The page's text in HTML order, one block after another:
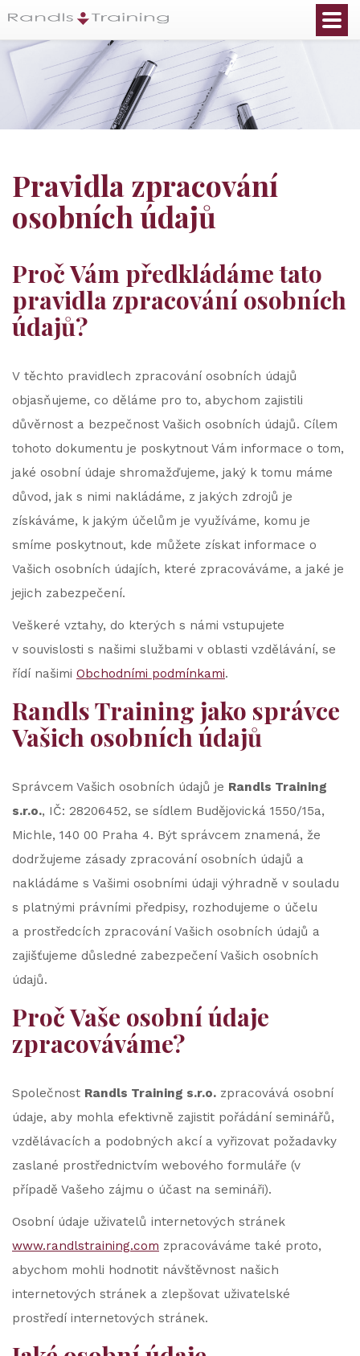
Pravidla zpracování
osobních údajů
Proč Vám předkládáme tato
pravidla zpracování osobních
údajů?
V těchto pravidlech zpracování osobních údajů
objasňujeme, co děláme pro to, abychom zajistili
důvěrnost a bezpečnost Vašich osobních údajů. Cílem
tohoto dokumentu je poskytnout Vám informace o tom,
jaké osobní údaje shromažďujeme, jaký k tomu máme
důvod, jak s nimi nakládáme, z jakých zdrojů je
získáváme, k jakým účelům je využíváme, komu je
smíme poskytnout, kde můžete získat informace o
Vašich osobních údajích, které zpracováváme, a jaké je
jejich zabezpečení.
Veškeré vztahy, do kterých s námi vstupujete
v souvislosti s našimi službami v oblasti vzdělávání, se
řídí našimi Obchodními podmínkami.
Randls Training jako správce
Vašich osobních údajů
Správcem Vašich osobních údajů je Randls Training
s.r.o., IČ: 28206452, se sídlem Budějovická 1550/15a,
Michle, 140 00 Praha 4. Být správcem znamená, že
dodržujeme zásady zpracování osobních údajů a
nakládáme s Vašimi osobními údaji výhradně v souladu
s platnými právními předpisy, rozhodujeme o účelu
a prostředcích zpracování Vašich osobních údajů a
zajišťujeme důsledné zabezpečení Vašich osobních
údajů.
Proč Vaše osobní údaje
zpracováváme?
Společnost Randls Training s.r.o. zpracovává osobní
údaje, aby mohla efektivně zajistit pořádání seminářů,
vzdělávacích a podobných akcí a vyřizovat požadavky
zaslané prostřednictvím webového formuláře (v
případě Vašeho zájmu o účast na semináři).
Osobní údaje uživatelů internetových stránek
www.randlstraining.com zpracováváme také proto,
abychom mohli hodnotit návštěvnost našich
internetových stránek a zlepšovat uživatelské
prostředí internetových stránek.